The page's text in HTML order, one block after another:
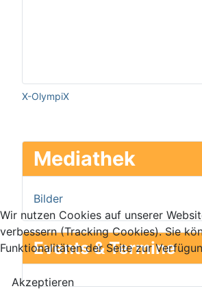
X-OlympiX
Mediathek
Bilder
Events & Termine
Wir nutzen Cookies auf unserer
verbessern (Tracking Cookies). Sie
Funktionalitäten der Seite zur
Akzeptieren